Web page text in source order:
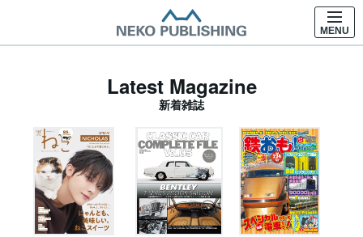
MENU
Latest Magazine
新着雑誌